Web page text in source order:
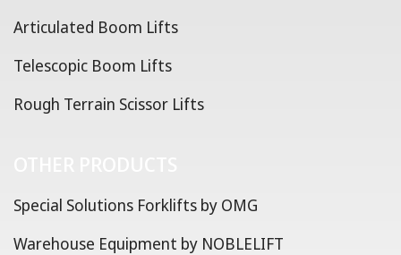
Articulated Boom Lifts
Telescopic Boom Lifts
Rough Terrain Scissor Lifts
Special Solutions Forklifts by OMG
Warehouse Equipment by NOBLELIFT